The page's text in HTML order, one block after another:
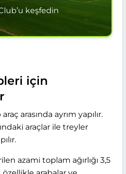
keşfedin
için
arasında ayrım yapılır.
araçlar ile treyler
azami toplam ağırlığı 3,5